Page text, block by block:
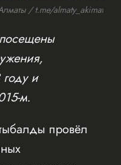
/ t.me/almaty_akimat
и
м.
провёл